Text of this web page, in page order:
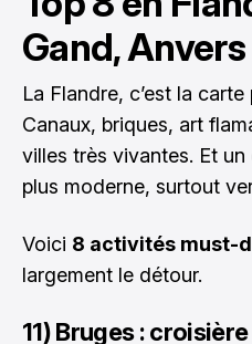
Gand,
La Flandre, c’est la
Canaux, briques, art
villes très vivantes. Et
plus moderne, surtout
Voici 8 activités must-
largement le détour.
11) Bruges :